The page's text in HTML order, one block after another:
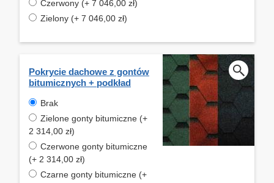
Czerwony (+ 7 046,00 zł)
Zielony (+ 7 046,00 zł)
Pokrycie dachowe z gontów
bitumicznych + podkład
Brak
Zielone gonty bitumiczne (+
2 314,00 zł)
Czerwone gonty bitumiczne
(+ 2 314,00 zł)
Czarne gonty bitumiczne (+